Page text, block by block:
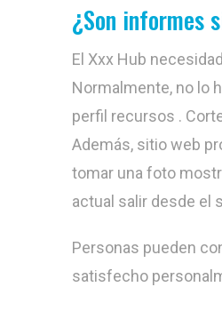
¿Son informes
El Xxx Hub
Normalmente, no lo
perfil recursos .
Además, sitio web
tomar una foto
actual salir desde el
Personas pueden
satisfecho